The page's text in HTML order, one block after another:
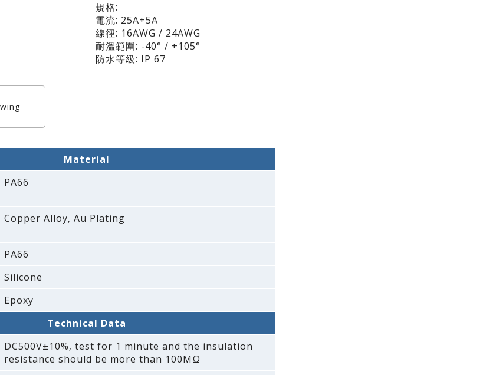
規格:
電流: 25A+5A
線徑: 16AWG / 24AWG
耐溫範圍: -40° / +105°
防水等級: IP 67
Material
PA66
Copper Alloy‚ Au Plating
PA66
Silicone
Epoxy
Technical Data
DC500V±10%‚ test for 1 minute and the insulation
resistance should be more than 100MΩ